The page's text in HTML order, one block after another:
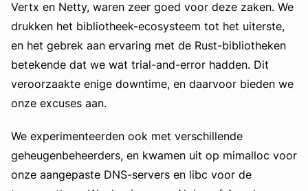
Vertx en Netty, waren zeer goed voor deze zaken. We
drukken het bibliotheek-ecosysteem tot het uiterste,
en het gebrek aan ervaring met de Rust-bibliotheken
betekende dat we wat trial-and-error hadden. Dit
veroorzaakte enige downtime, en daarvoor bieden we
onze excuses aan.
We experimenteerden ook met verschillende
geheugenbeheerders, en kwamen uit op mimalloc voor
onze aangepaste DNS-servers en libc voor de